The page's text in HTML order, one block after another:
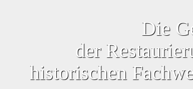
Die
der
historischen